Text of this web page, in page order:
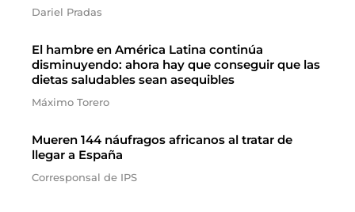
Dariel Pradas
El hambre en América Latina continúa
disminuyendo: ahora hay que conseguir que las
dietas saludables sean asequibles
Máximo Torero
Mueren 144 náufragos africanos al tratar de
llegar a España
Corresponsal de IPS